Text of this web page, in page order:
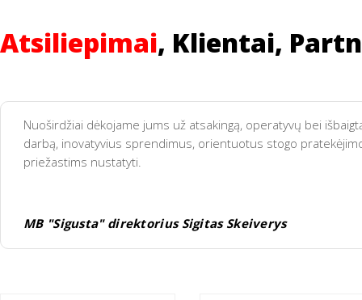
Atsiliepimai, Klientai,
Nuoširdžiai dėkojame jums už atsakingą, operatyvų bei
darbą, inovatyvius sprendimus, orientuotus stogo
priežastims nustatyti.
MB "Sigusta" direktorius Sigitas Skeiverys